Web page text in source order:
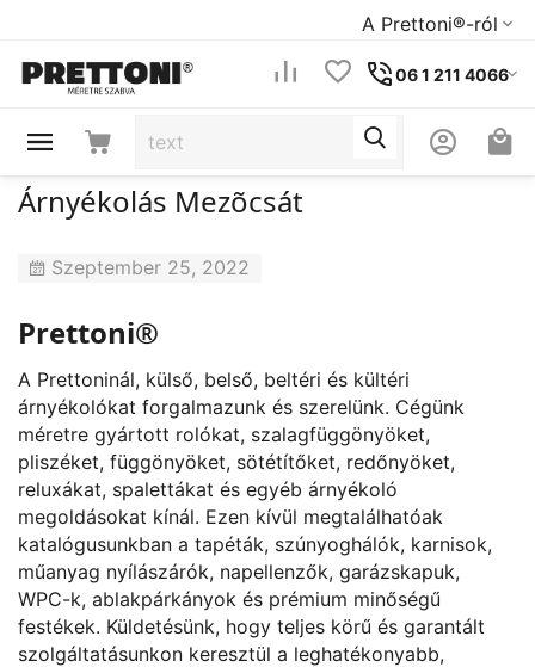
A Prettoni®-ról
06 1 211 4066
Árnyékolás Mezõcsát
Szeptember 25, 2022
Prettoni®
A Prettoninál, külső, belső, beltéri és kültéri
árnyékolókat forgalmazunk és szerelünk. Cégünk
méretre gyártott rolókat, szalagfüggönyöket,
pliszéket, függönyöket, sötétítőket, redőnyöket,
reluxákat, spalettákat és egyéb árnyékoló
megoldásokat kínál. Ezen kívül megtalálhatóak
katalógusunkban a tapéták, szúnyoghálók, karnisok,
műanyag nyílászárók, napellenzők, garázskapuk,
WPC-k, ablakpárkányok és prémium minőségű
festékek. Küldetésünk, hogy teljes körű és garantált
szolgáltatásunkon keresztül a leghatékonyabb,